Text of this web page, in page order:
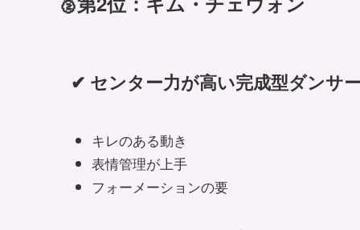
✔ センター力が高い完成型ダンサ
キレのある動き
表情管理が上手
フォーメーションの要